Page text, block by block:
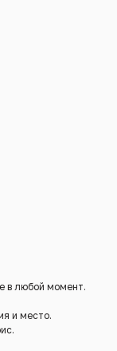
в любой момент.
и место.